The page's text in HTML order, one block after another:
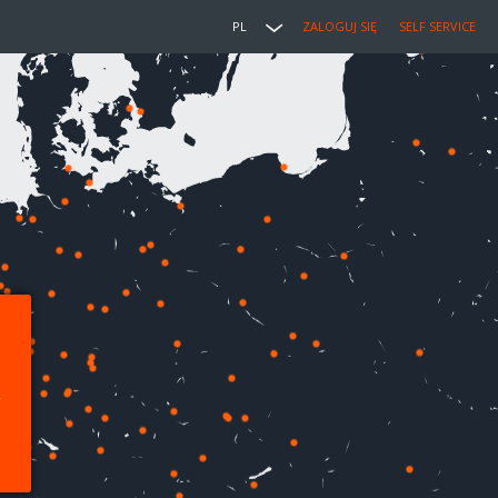
PL ZALOGUJ SIĘ SELF SERVICE